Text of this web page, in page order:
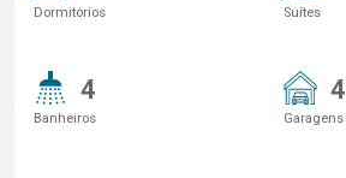
Dormitórios Suítes
4
Banheiros
4
Garagens